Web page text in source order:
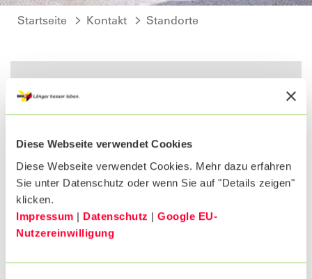
Diese Webseite verwendet Cookies
Diese Webseite verwendet Cookies. Mehr dazu erfahren
Sie unter Datenschutz oder wenn Sie auf "Details zeigen"
klicken.
Impressum | Datenschutz | Google EU-
Nutzereinwilligung
Startseite Kontakt Standorte
Telefon: 05151 6060690